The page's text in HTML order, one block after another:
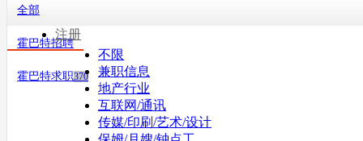
注册
全部
霍巴特招聘
霍巴特求职370
不限
兼职信息
地产行业
互联网/通讯
传媒/印刷/艺术/设计